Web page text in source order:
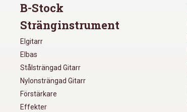
B-Stock
Stränginstrument
Elgitarr
Elbas
Stålsträngad Gitarr
Nylonsträngad Gitarr
Förstärkare
Effekter